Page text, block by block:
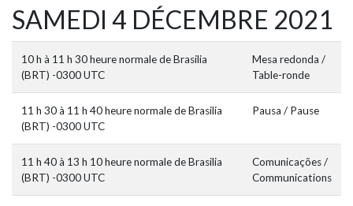
SAMEDI 4 DÉCEMBRE 2021
10 h à 11 h 30 heure normale de Brasilia
(BRT) -0300 UTC
Mesa redonda /
Table-ronde
11 h 30 à 11 h 40 heure normale de Brasilia
(BRT) -0300 UTC
Pausa / Pause
11 h 40 à 13 h 10 heure normale de Brasilia
(BRT) -0300 UTC
Comunicações /
Communications